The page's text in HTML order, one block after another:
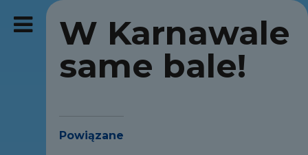
W Karnawale
same bale!
Powiązane